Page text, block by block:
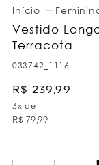
Vestido
Terracota
033742_1116
R$ 239,99
3x de
R$ 79,99